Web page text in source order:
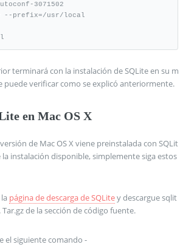
3071502
--prefix=/usr/local
terminará con la instalación de SQLite en su m
puede verificar como se explicó anteriormente.
en Mac OS X
de Mac OS X viene preinstalada con SQLit
instalación disponible, simplemente siga estos
página de descarga de SQLitey descargue sqlit
de la sección de código fuente.
el siguiente comando -